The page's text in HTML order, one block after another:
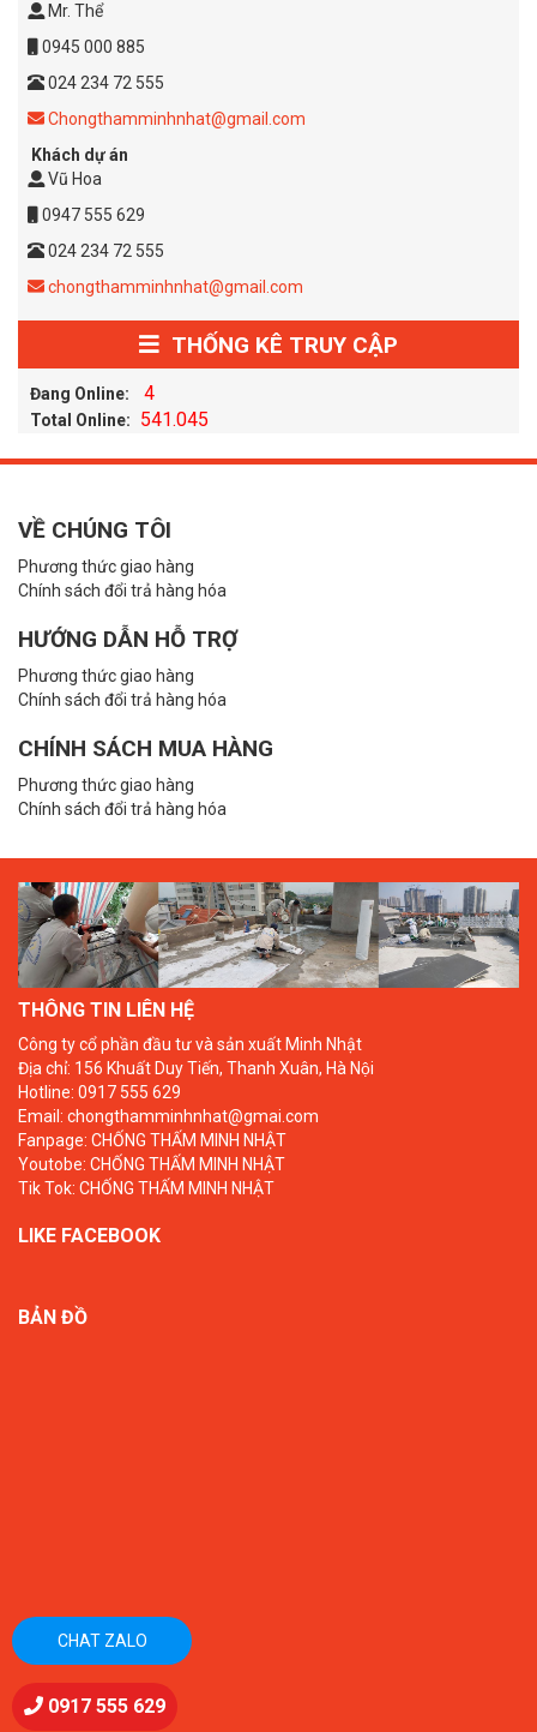
Mr. Thể
0945 000 885
024 234 72 555
Chongthamminhnhat@gmail.com
Khách dự án
Vũ Hoa
0947 555 629
024 234 72 555
chongthamminhnhat@gmail.com
THỐNG KÊ TRUY CẬP
Đang Online: 4
Total Online: 541.045
VỀ CHÚNG TÔI
Phương thức giao hàng
Chính sách đổi trả hàng hóa
HƯỚNG DẪN HỖ TRỢ
Phương thức giao hàng
Chính sách đổi trả hàng hóa
CHÍNH SÁCH MUA HÀNG
Phương thức giao hàng
Chính sách đổi trả hàng hóa
THÔNG TIN LIÊN HỆ
Công ty cổ phần đầu tư và sản xuất Minh Nhật
Địa chỉ: 156 Khuất Duy Tiến, Thanh Xuân, Hà Nội
Hotline: 0917 555 629
Email: chongthamminhnhat@gmai.com
Fanpage: CHỐNG THẤM MINH NHẬT
Youtobe: CHỐNG THẤM MINH NHẬT
Tik Tok: CHỐNG THẤM MINH NHẬT
LIKE FACEBOOK
BẢN ĐỒ
0917 555 629
CHAT ZALO